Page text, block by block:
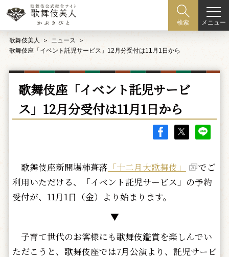
検索 メニュー
歌舞伎美人
ニュース
歌舞伎座「イベント託児サービス」12月分受付は11月1日から
歌舞伎座「イベント託児サービ
ス」12月分受付は11月1日から
歌舞伎座新開場柿葺落 「十二月大歌舞伎」
でご
利用いただける、「イベント託児サービス」の予約
受付が、11月1日（金）より始まります。
▼
子育て世代のお客様にも歌舞伎鑑賞を楽しんでい
ただこうと、歌舞伎座では7月公演より、託児サービ